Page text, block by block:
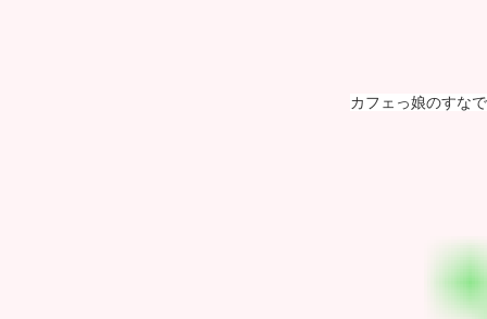
カフェっ娘のすな